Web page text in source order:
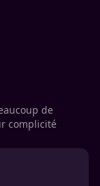
de
complicité